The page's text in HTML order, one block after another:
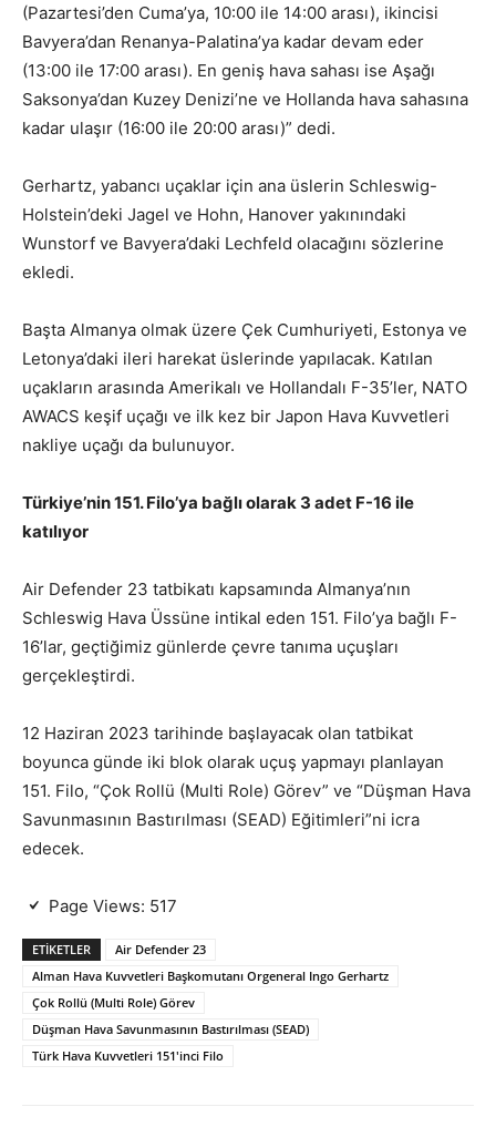
(Pazartesi’den Cuma’ya, 10:00 ile 14:00 arası), ikincisi
Bavyera’dan Renanya-Palatina’ya kadar devam eder
(13:00 ile 17:00 arası). En geniş hava sahası ise Aşağı
Saksonya’dan Kuzey Denizi’ne ve Hollanda hava sahasına
kadar ulaşır (16:00 ile 20:00 arası)” dedi.
Gerhartz, yabancı uçaklar için ana üslerin Schleswig-
Holstein’deki Jagel ve Hohn, Hanover yakınındaki
Wunstorf ve Bavyera’daki Lechfeld olacağını sözlerine
ekledi.
Başta Almanya olmak üzere Çek Cumhuriyeti, Estonya ve
Letonya’daki ileri harekat üslerinde yapılacak. Katılan
uçakların arasında Amerikalı ve Hollandalı F-35’ler, NATO
AWACS keşif uçağı ve ilk kez bir Japon Hava Kuvvetleri
nakliye uçağı da bulunuyor.
Türkiye’nin 151. Filo’ya bağlı olarak 3 adet F-16 ile
katılıyor
Air Defender 23 tatbikatı kapsamında Almanya’nın
Schleswig Hava Üssüne intikal eden 151. Filo’ya bağlı F-
16’lar, geçtiğimiz günlerde çevre tanıma uçuşları
gerçekleştirdi.
12 Haziran 2023 tarihinde başlayacak olan tatbikat
boyunca günde iki blok olarak uçuş yapmayı planlayan
151. Filo, “Çok Rollü (Multi Role) Görev” ve “Düşman Hava
Savunmasının Bastırılması (SEAD) Eğitimleri”ni icra
edecek.
Page Views: 517
ETIKETLER
Air Defender 23
Alman Hava Kuvvetleri Başkomutanı Orgeneral Ingo Gerhartz
Çok Rollü (Multi Role) Görev
Düşman Hava Savunmasının Bastırılması (SEAD)
Türk Hava Kuvvetleri 151'inci Filo